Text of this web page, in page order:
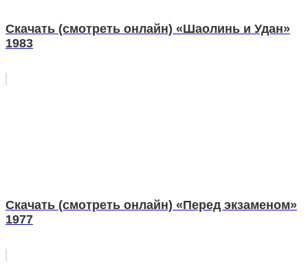
Скачать (смотреть онлайн) «Шаолинь и Удан»
1983
Скачать (смотреть онлайн) «Перед экзаменом»
1977